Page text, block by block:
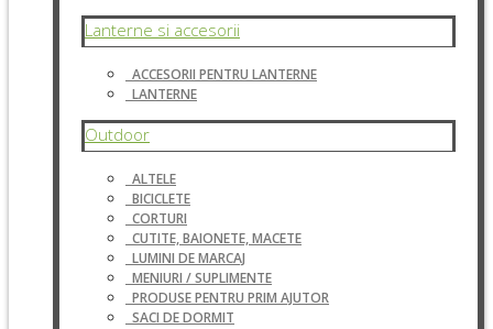
Lanterne si accesorii
ACCESORII PENTRU LANTERNE
LANTERNE
Outdoor
ALTELE
BICICLETE
CORTURI
CUTITE, BAIONETE, MACETE
LUMINI DE MARCAJ
MENIURI / SUPLIMENTE
PRODUSE PENTRU PRIM AJUTOR
SACI DE DORMIT